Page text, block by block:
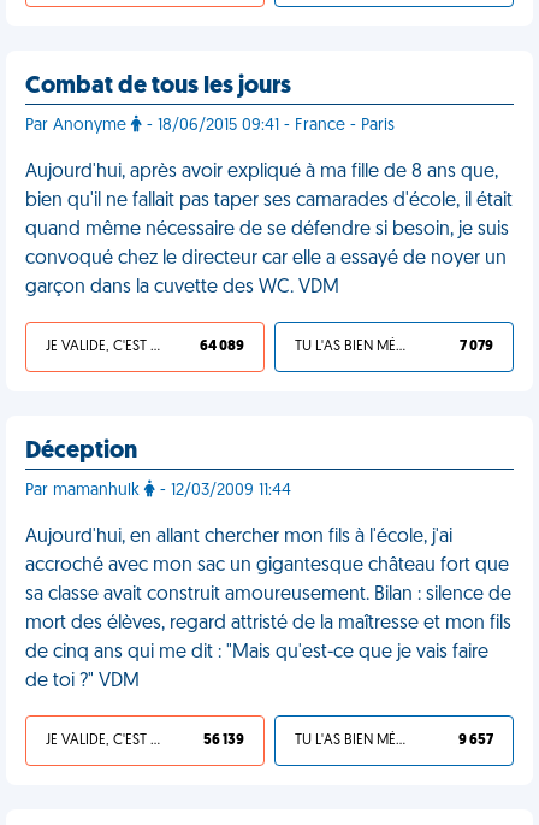
Combat de tous les jours
Par Anonyme - 18/06/2015 09:41 - France - Paris
Aujourd'hui, après avoir expliqué à ma fille de 8 ans que,
bien qu'il ne fallait pas taper ses camarades d'école, il était
quand même nécessaire de se défendre si besoin, je suis
convoqué chez le directeur car elle a essayé de noyer un
garçon dans la cuvette des WC. VDM
JE VALIDE, C'EST UNE VDM 64 089 TU L'AS BIEN MÉRITÉ 7 079
Déception
Par mamanhulk - 12/03/2009 11:44
Aujourd'hui, en allant chercher mon fils à l'école, j'ai
accroché avec mon sac un gigantesque château fort que
sa classe avait construit amoureusement. Bilan : silence de
mort des élèves, regard attristé de la maîtresse et mon fils
de cinq ans qui me dit : "Mais qu'est-ce que je vais faire
de toi ?" VDM
JE VALIDE, C'EST UNE VDM 56 139 TU L'AS BIEN MÉRITÉ 9 657